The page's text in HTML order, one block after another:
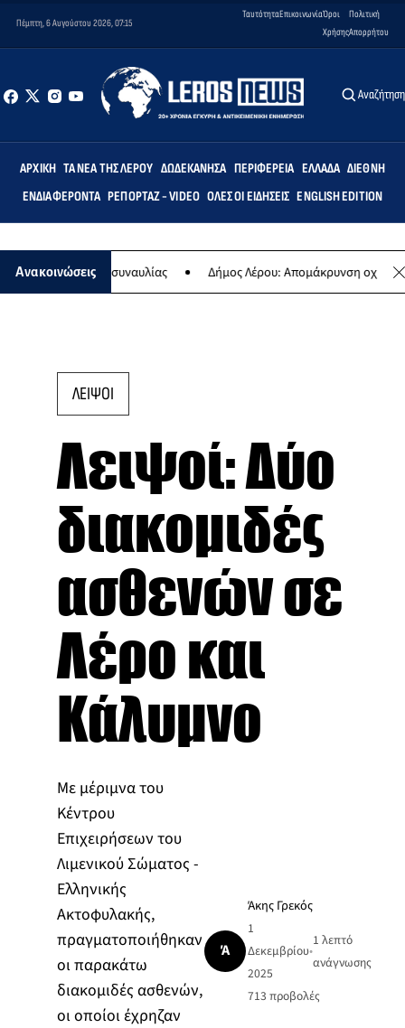
Πέμπτη, 6 Αυγούστου 2026, 07:15
ΤαυτότηταΕπικοινωνίαΌροι
Χρήσης
Πολιτική
Απορρήτου
Αναζήτηση
ΑΡΧΙΚΉ ΤΑ ΝΈΑ ΤΗΣ ΛΈΡΟΥ ΔΩΔΕΚΆΝΗΣΑ ΠΕΡΙΦΈΡΕΙΑ ΕΛΛΆΔΑ ΔΙΕΘΝΉ
ΕΝΔΙΑΦΈΡΟΝΤΑ ΡΕΠΟΡΤΆΖ - VIDEO ΌΛΕΣ ΟΙ ΕΙΔΉΣΕΙΣ ENGLISH EDITION
Ανακοινώσεις
της ετήσιας συναυλίας Δήμος Λέρου: Απομάκρυνση
ΛΕΙΨΟΙ
Λειψοί: Δύο
διακομιδές
ασθενών σε
Λέρο και
Κάλυμνο
Με μέριμνα του
Κέντρου
Επιχειρήσεων του
Λιμενικού Σώματος -
Ελληνικής
Ακτοφυλακής,
πραγματοποιήθηκαν
οι παρακάτω
διακομιδές ασθενών,
οι οποίοι έχρηζαν
Ά
Άκης Γρεκός
1
Δεκεμβρίου
2025
•
1 λεπτό
ανάγνωσης
713 προβολές